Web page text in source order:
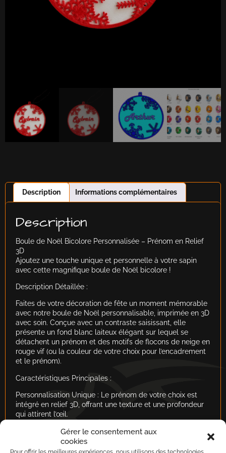
Gérer le consentement aux
cookies
Description Informations complémentaires
Description
Boule de Noël Bicolore Personnalisée – Prénom en Relief
3D
Ajoutez une touche unique et personnelle à votre sapin
avec cette magnifique boule de Noël bicolore !
Description Détaillée :
Faites de votre décoration de fête un moment mémorable
avec notre boule de Noël personnalisable, imprimée en 3D
avec soin. Conçue avec un contraste saisissant, elle
présente un fond blanc laiteux élégant sur lequel se
détachent un prénom et des motifs de flocons de neige en
rouge vif (ou la couleur de votre choix pour l’encadrement
et le prénom).
Caractéristiques Principales :
Personnalisation Unique : Le prénom de votre choix est
intégré en relief 3D, offrant une texture et une profondeur
qui attirent l’œil.
diffus et du contour/prénom coloré crée un effet moderne
et festif, parfait pour les fêtes de fin d’année.